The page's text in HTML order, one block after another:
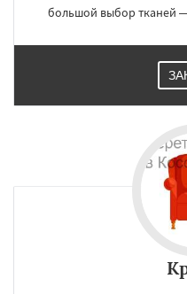
большой выбор тканей